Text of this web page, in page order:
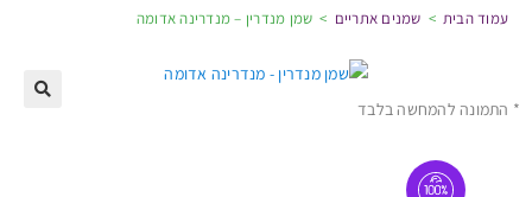
עמוד הבית > שמנים אתריים > שמן מנדרין – מנדרינה אדומה
* התמונה להמחשה בלבד